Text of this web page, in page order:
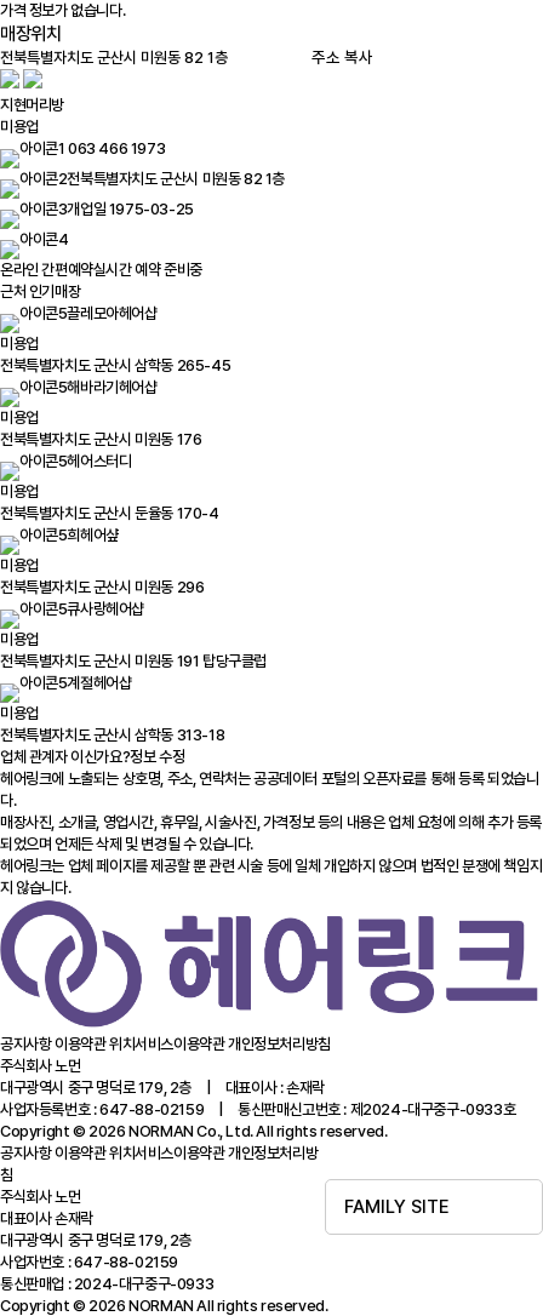
가격 정보가 없습니다.
매장위치
주소 복사
지현머리방
미용업
063 466 1973
전북특별자치도 군산시 미원동 82 1층
개업일 1975-03-25
온라인 간편예약실시간 예약 준비중
근처 인기매장
끌레모아헤어샵
미용업
전북특별자치도 군산시 삼학동 265-45
해바라기헤어샵
미용업
전북특별자치도 군산시 미원동 176
헤어스터디
미용업
전북특별자치도 군산시 둔율동 170-4
희헤어샾
미용업
전북특별자치도 군산시 미원동 296
큐사랑헤어샵
미용업
전북특별자치도 군산시 미원동 191 탑당구클럽
계절헤어샵
미용업
전북특별자치도 군산시 삼학동 313-18
업체 관계자 이신가요?정보 수정
헤어링크에 노출되는 상호명, 주소, 연락처는 공공데이터 포털의 오픈자료를 통해 등록 되었습니
다.
매장사진, 소개글, 영업시간, 휴무일, 시술사진, 가격정보 등의 내용은 업체 요청에 의해 추가 등록
되었으며 언제든 삭제 및 변경될 수 있습니다.
헤어링크는 업체 페이지를 제공할 뿐 관련 시술 등에 일체 개입하지 않으며 법적인 분쟁에 책임지
지 않습니다.
공지사항이용약관위치서비스이용약관개인정보처리방침
주식회사 노먼
대구광역시 중구 명덕로 179, 2층 | 대표이사 : 손재락
사업자등록번호 : 647-88-02159 | 통신판매신고번호 : 제2024-대구중구-0933호
Copyright © 2026 NORMAN Co., Ltd. All rights reserved.
FAMILY SITE
공지사항이용약관위치서비스이용약관개인정보처리방
침
주식회사 노먼
대표이사 손재락
대구광역시 중구 명덕로 179, 2층
사업자번호 : 647-88-02159
통신판매업 : 2024-대구중구-0933
Copyright © 2026 NORMAN All rights reserved.